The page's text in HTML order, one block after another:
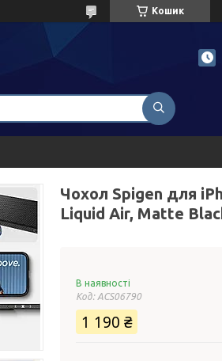
Кошик
Чохол Spigen для
Liquid Air, Matte
В наявності
Код: ACS06790
1 190 ₴